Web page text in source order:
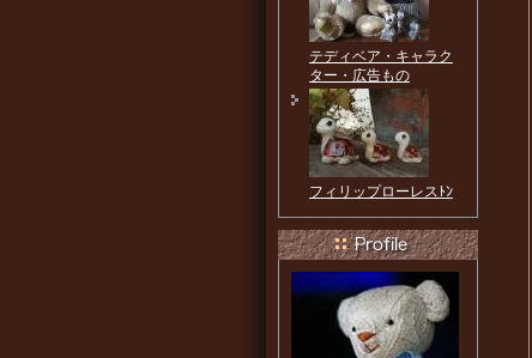
テディベア・キャラク
ター・広告もの
フィリップローレスﾄﾝ